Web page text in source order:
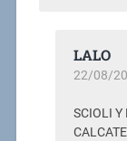
LALO
22/08/
SCIOLI Y